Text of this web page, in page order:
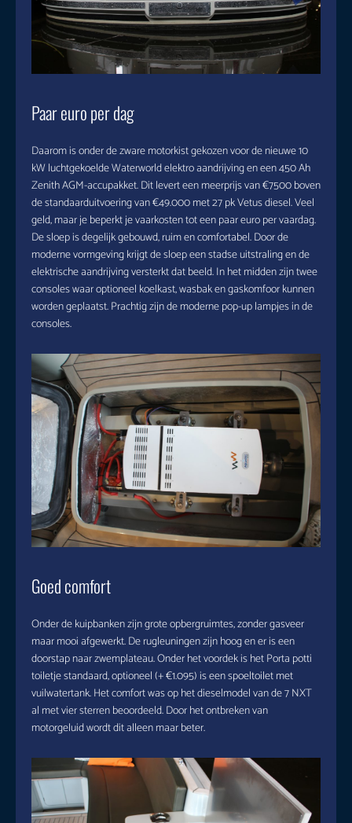
Paar euro per dag
Daarom is onder de zware motorkist gekozen voor de nieuwe 10
kW luchtgekoelde Waterworld elektro aandrijving en een 450 Ah
Zenith AGM-accupakket. Dit levert een meerprijs van €7500 boven
de standaarduitvoering van €49.000 met 27 pk Vetus diesel. Veel
geld, maar je beperkt je vaarkosten tot een paar euro per vaardag.
De sloep is degelijk gebouwd, ruim en comfortabel. Door de
moderne vormgeving krijgt de sloep een stadse uitstraling en de
elektrische aandrijving versterkt dat beeld. In het midden zijn twee
consoles waar optioneel koelkast, wasbak en gaskomfoor kunnen
worden geplaatst. Prachtig zijn de moderne pop-up lampjes in de
consoles.
Goed comfort
Onder de kuipbanken zijn grote opbergruimtes, zonder gasveer
maar mooi afgewerkt. De rugleuningen zijn hoog en er is een
doorstap naar zwemplateau. Onder het voordek is het Porta potti
toiletje standaard, optioneel (+ €1.095) is een spoeltoilet met
vuilwatertank. Het comfort was op het dieselmodel van de 7 NXT
al met vier sterren beoordeeld. Door het ontbreken van
motorgeluid wordt dit alleen maar beter.